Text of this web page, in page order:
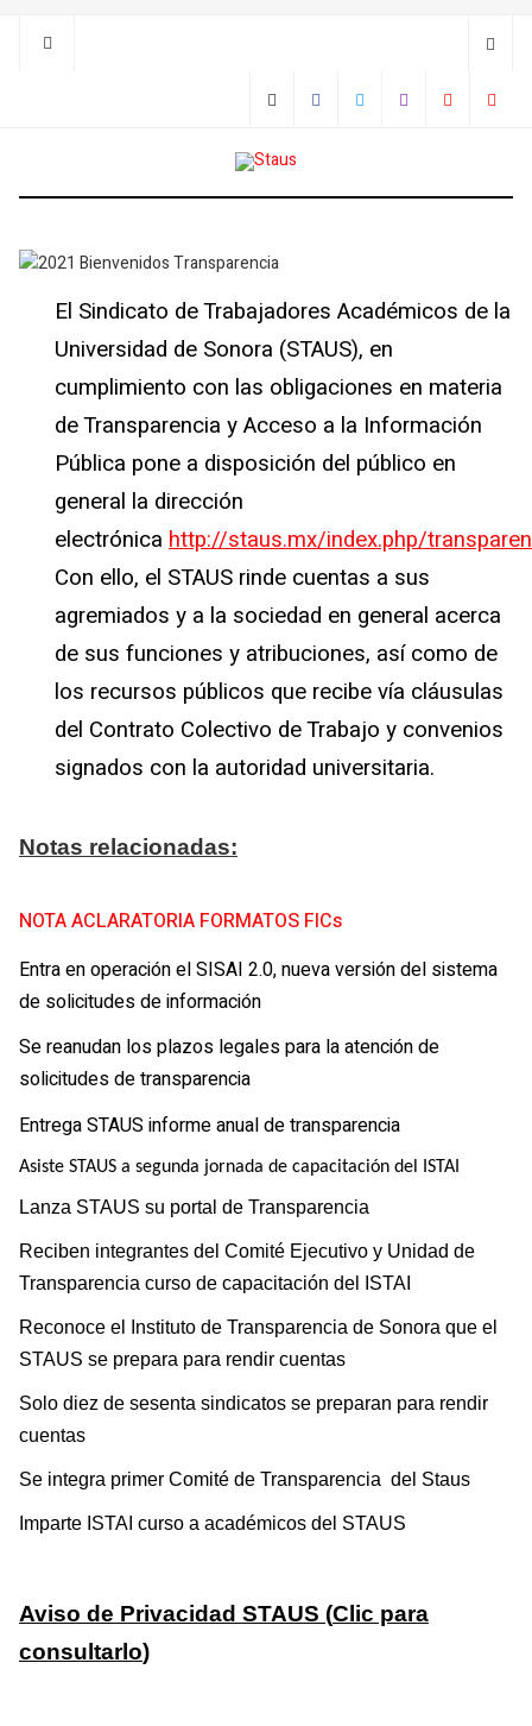
El Sindicato de Trabajadores Académicos de la
Universidad de Sonora (STAUS), en
cumplimiento con las obligaciones en materia
de Transparencia y Acceso a la Información
Pública pone a disposición del público en
general la dirección
electrónica http://staus.mx/index.php/
Con ello, el STAUS rinde cuentas a sus
agremiados y a la sociedad en general acerca
de sus funciones y atribuciones, así como de
los recursos públicos que recibe vía cláusulas
del Contrato Colectivo de Trabajo y convenios
signados con la autoridad universitaria.
Notas relacionadas:
NOTA ACLARATORIA FORMATOS FICs
Entra en operación el SISAI 2.0, nueva versión del sistema
de solicitudes de información
Se reanudan los plazos legales para la atención de
solicitudes de transparencia
Entrega STAUS informe anual de transparencia
Asiste STAUS a segunda jornada de capacitación del ISTAI
Lanza STAUS su portal de Transparencia
Reciben integrantes del Comité Ejecutivo y Unidad de
Transparencia curso de capacitación del ISTAI
Reconoce el Instituto de Transparencia de Sonora que el
STAUS se prepara para rendir cuentas
Solo diez de sesenta sindicatos se preparan para rendir
cuentas
Se integra primer Comité de Transparencia del Staus
Imparte ISTAI curso a académicos del STAUS
Aviso de Privacidad STAUS (Clic para
consultarlo)